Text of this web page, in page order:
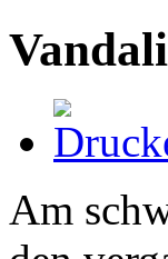
Am